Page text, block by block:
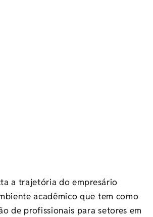
a trajetória do empresário
acadêmico que tem como
de profissionais para setores em